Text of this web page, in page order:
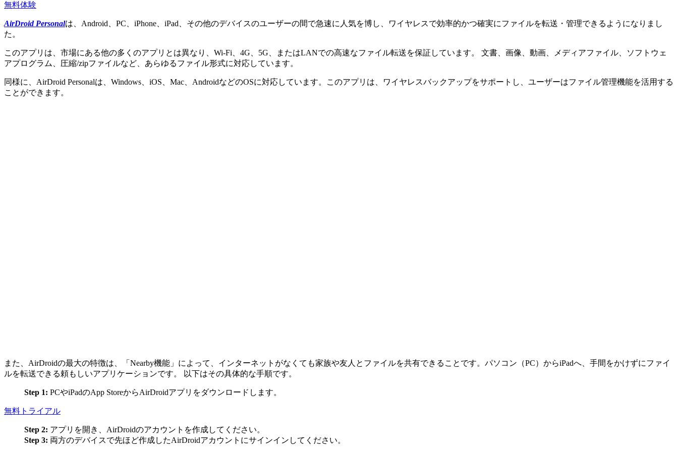
無料体験
AirDroid Personalは、Android、PC、iPhone、iPad、その他のデバイスのユーザーの間で急速に人気を博し、ワイヤレスで効率的かつ確実にファイルを転送・管理できるようになりまし
た。
このアプリは、市場にある他の多くのアプリとは異なり、Wi-Fi、4G、5G、またはLANでの高速なファイル転送を保証しています。 文書、画像、動画、メディアファイル、ソフトウェ
アプログラム、圧縮/zipファイルなど、あらゆるファイル形式に対応しています。
同様に、AirDroid Personalは、Windows、iOS、Mac、AndroidなどのOSに対応しています。このアプリは、ワイヤレスバックアップをサポートし、ユーザーはファイル管理機能を活用する
ことができます。
また、AirDroidの最大の特徴は、「Nearby機能」によって、インターネットがなくても家族や友人とファイルを共有できることです。パソコン（PC）からiPadへ、手間をかけずにファイ
ルを転送できる頼もしいアプリケーションです。 以下はその具体的な手順です。
Step 1: PCやiPadのApp StoreからAirDroidアプリをダウンロードします。
無料トライアル
Step 2: アプリを開き、AirDroidのアカウントを作成してください。
Step 3: 両方のデバイスで先ほど作成したAirDroidアカウントにサインインしてください。